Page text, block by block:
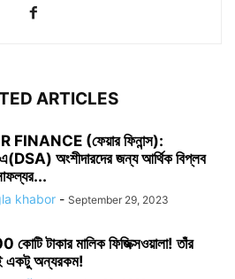
ARTICLES
FINANCE (ফেয়ার ফিনান্স):
অংশীদারদের জন্য আর্থিক বিপ্লব
khabor - September 29, 2023
টাকার মালিক ফিজিক্সওয়ালা! তাঁর
একটু অন্যরকম!